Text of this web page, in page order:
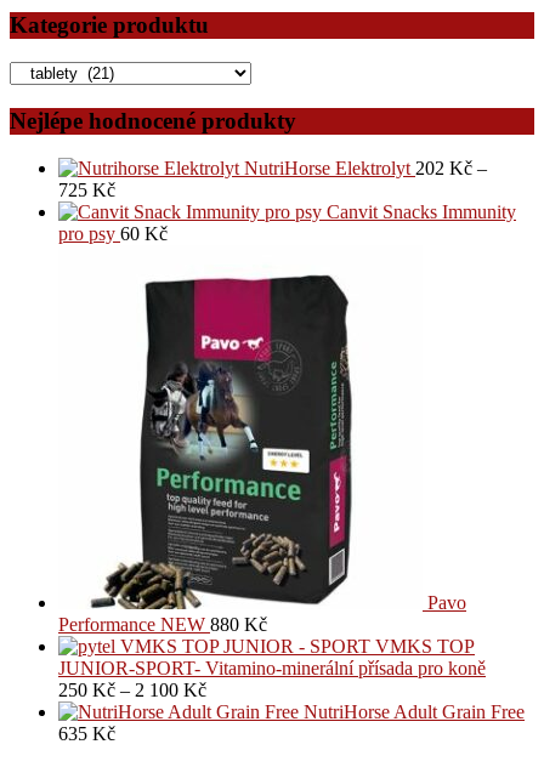
Kategorie produktu
Nejlépe hodnocené produkty
NutriHorse Elektrolyt 202 Kč –
725 Kč
Canvit Snacks Immunity
pro psy 60 Kč
Pavo
Performance NEW 880 Kč
VMKS TOP
JUNIOR-SPORT- Vitamino-minerální přísada pro koně
250 Kč – 2 100 Kč
NutriHorse Adult Grain Free
635 Kč